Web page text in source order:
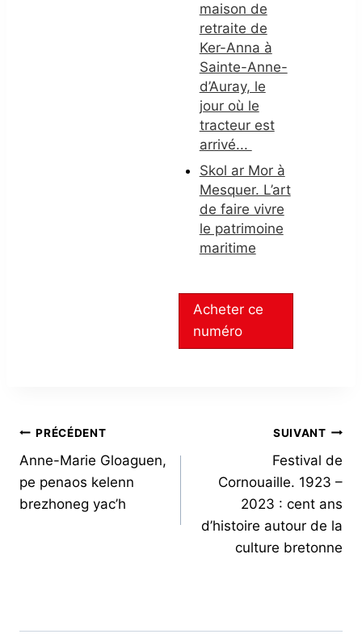
maison de
retraite de
Ker-Anna à
Sainte-Anne-
d’Auray, le
jour où le
tracteur est
arrivé...
Skol ar Mor à
Mesquer. L’art
de faire vivre
le patrimoine
maritime
Acheter ce
numéro
NAVIGATION
DE
L’ARTICLE
PRÉCÉDENT
Anne-Marie Gloaguen,
pe penaos kelenn
brezhoneg yac’h
SUIVANT
Festival de
Cornouaille. 1923 –
2023 : cent ans
d’histoire autour de la
culture bretonne